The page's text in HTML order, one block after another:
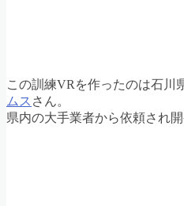
この訓練VRを作ったのは石川
ムス さん。
県内の大手業者から依頼され